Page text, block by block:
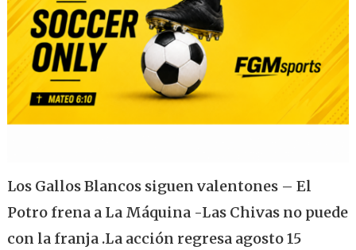
Los Gallos Blancos siguen valentones – El
Potro frena a La Máquina -Las Chivas no puede
con la franja .La acción regresa agosto 15